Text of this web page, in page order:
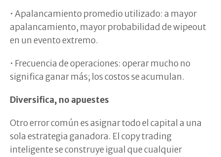
• Apalancamiento promedio utilizado: a mayor
apalancamiento, mayor probabilidad de wipeout
en un evento extremo.
• Frecuencia de operaciones: operar mucho no
significa ganar más; los costos se acumulan.
Diversifica, no apuestes
Otro error común es asignar todo el capital a una
sola estrategia ganadora. El copy trading
inteligente se construye igual que cualquier